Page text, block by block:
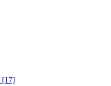
[17]